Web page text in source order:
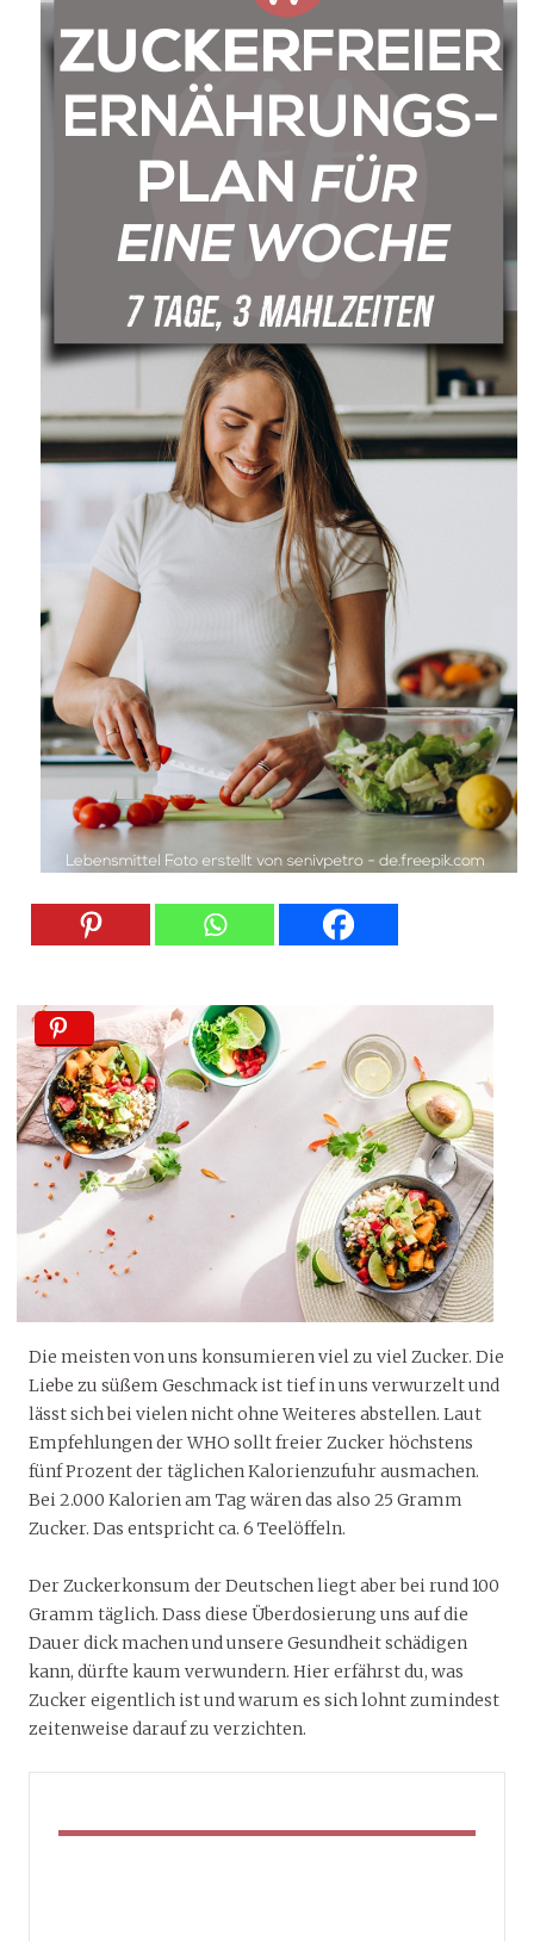
Die meisten von uns konsumieren viel zu viel Zucker. Die
Liebe zu süßem Geschmack ist tief in uns verwurzelt und
lässt sich bei vielen nicht ohne Weiteres abstellen. Laut
Empfehlungen der WHO sollt freier Zucker höchstens
fünf Prozent der täglichen Kalorienzufuhr ausmachen.
Bei 2.000 Kalorien am Tag wären das also 25 Gramm
Zucker. Das entspricht ca. 6 Teelöffeln.
Der Zuckerkonsum der Deutschen liegt aber bei rund 100
Gramm täglich. Dass diese Überdosierung uns auf die
Dauer dick machen und unsere Gesundheit schädigen
kann, dürfte kaum verwundern. Hier erfährst du, was
Zucker eigentlich ist und warum es sich lohnt zumindest
zeitenweise darauf zu verzichten.